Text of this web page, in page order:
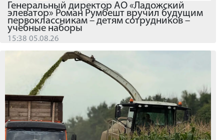
Генеральный директор АО «Ладожский
элеватор» Роман Румбешт вручил будущим
первоклассникам – детям сотрудников –
учебные наборы
15:38 05.08.26